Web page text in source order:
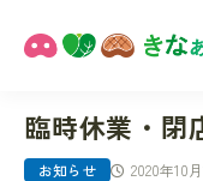
臨時休業・閉
2020年10
お知らせ